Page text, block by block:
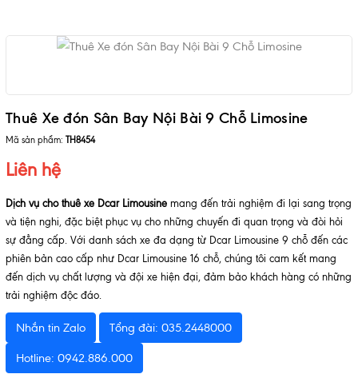
Thuê Xe đón Sân Bay Nội Bài 9 Chỗ Limosine
Mã sản phẩm: TH8454
Liên hệ
Dịch vụ cho thuê xe Dcar Limousine mang đến trải nghiệm đi lại sang trọng
và tiện nghi, đặc biệt phục vụ cho những chuyến đi quan trọng và đòi hỏi
sự đẳng cấp. Với danh sách xe đa dạng từ Dcar Limousine 9 chỗ đến các
phiên bản cao cấp như Dcar Limousine 16 chỗ, chúng tôi cam kết mang
đến dịch vụ chất lượng và đội xe hiện đại, đảm bảo khách hàng có những
trải nghiệm độc đáo.
Nhắn tin Zalo Tổng đài: 035.2448000
Hotline: 0942.886.000